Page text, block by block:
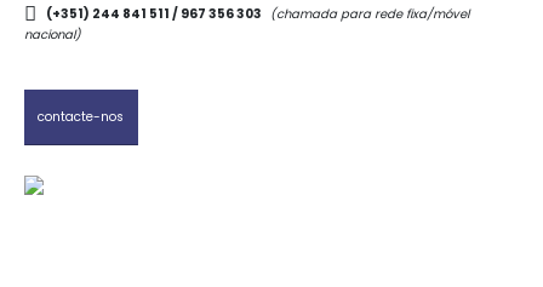
(+351) 244 841 511 / 967 356 303 (chamada para rede fixa/móvel
nacional)
contacte-nos